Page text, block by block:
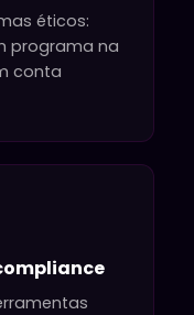
éticos:
programa na
conta